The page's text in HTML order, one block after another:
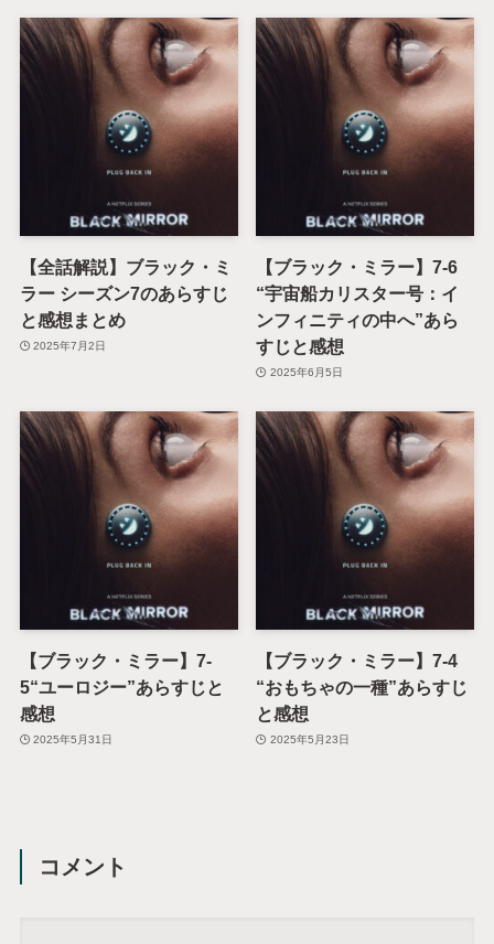
【全話解説】ブラック・ミ
ラー シーズン7のあらすじ
と感想まとめ
2025年7月2日
【ブラック・ミラー】7-6
“宇宙船カリスター号：イ
ンフィニティの中へ”あら
すじと感想
2025年6月5日
【ブラック・ミラー】7-
5“ユーロジー”あらすじと
感想
2025年5月31日
【ブラック・ミラー】7-4
“おもちゃの一種”あらすじ
と感想
2025年5月23日
コメント